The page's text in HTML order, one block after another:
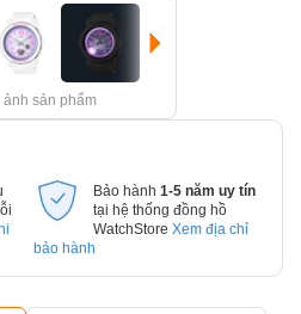
ảnh sản phẩm
Bảo hành 1-5 năm uy tín
tại hệ thống đồng hồ
WatchStore Xem địa chỉ
bảo hành